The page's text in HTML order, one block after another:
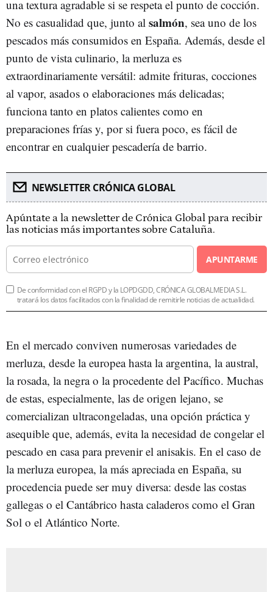
una textura agradable si se respeta el punto de cocción.
No es casualidad que, junto al salmón, sea uno de los
pescados más consumidos en España. Además, desde el
punto de vista culinario, la merluza es
extraordinariamente versátil: admite frituras, cocciones
al vapor, asados o elaboraciones más delicadas;
funciona tanto en platos calientes como en
preparaciones frías y, por si fuera poco, es fácil de
encontrar en cualquier pescadería de barrio.
NEWSLETTER CRÓNICA GLOBAL
Apúntate a la newsletter de Crónica Global para recibir
las noticias más importantes sobre Cataluña.
APUNTARME
De conformidad con el RGPD y la LOPDGDD, CRÓNICA GLOBALMEDIA S.L.
tratará los datos facilitados con la finalidad de remitirle noticias de actualidad.
En el mercado conviven numerosas variedades de
merluza, desde la europea hasta la argentina, la austral,
la rosada, la negra o la procedente del Pacífico. Muchas
de estas, especialmente, las de origen lejano, se
comercializan ultracongeladas, una opción práctica y
asequible que, además, evita la necesidad de congelar el
pescado en casa para prevenir el anisakis. En el caso de
la merluza europea, la más apreciada en España, su
procedencia puede ser muy diversa: desde las costas
gallegas o el Cantábrico hasta caladeros como el Gran
Sol o el Atlántico Norte.